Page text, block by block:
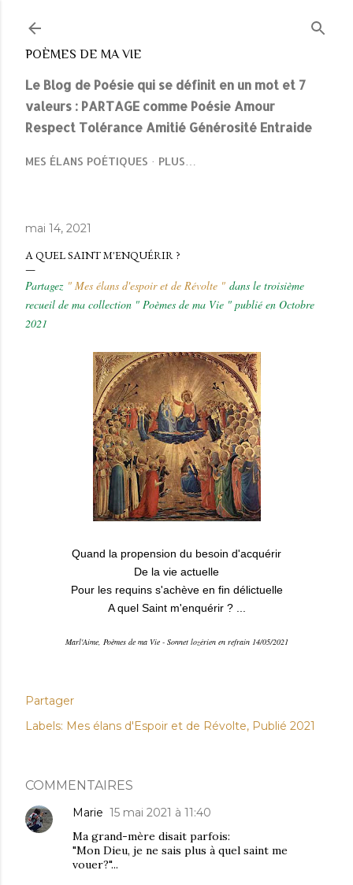
POÈMES DE MA VIE
Le Blog de Poésie qui se définit en un mot et 7
valeurs : PARTAGE comme Poésie Amour
Respect Tolérance Amitié Générosité Entraide
MES ÉLANS POÉTIQUES PLUS…
mai 14, 2021
A QUEL SAINT M'ENQUÉRIR ?
Partagez " Mes élans d'espoir et de Révolte " dans le troisième
recueil de ma collection " Poèmes de ma Vie " publié en Octobre
2021
Quand la propension du besoin d'acquérir
De la vie actuelle
Pour les requins s'achève en fin délictuelle
A quel Saint m'enquérir ? ...
Marl'Aime, Poèmes de ma Vie - Sonnet lozérien en refrain 14/05/2021
Partager
Labels: Mes élans d'Espoir et de Révolte Publié 2021
COMMENTAIRES
Marie 15 mai 2021 à 11:40
Ma grand-mère disait parfois:
"Mon Dieu, je ne sais plus à quel saint me
vouer?"...